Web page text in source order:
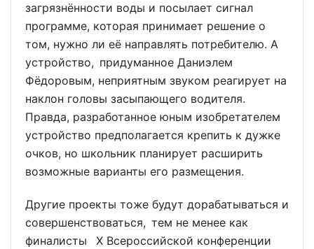
загрязнённости воды и посылает сигнал
программе, которая принимает решение о
том, нужно ли её направлять потребителю. А
устройство, придуманное Даниэлем
Фёдоровым, неприятным звуком реагирует на
наклон головы засыпающего водителя.
Правда, разработанное юным изобретателем
устройство предполагается крепить к дужке
очков, но школьник планирует расширить
возможные варианты его размещения.
Другие проекты тоже будут дорабатываться и
совершенствоваться, тем не менее как
финалисты X Всероссийской конференции